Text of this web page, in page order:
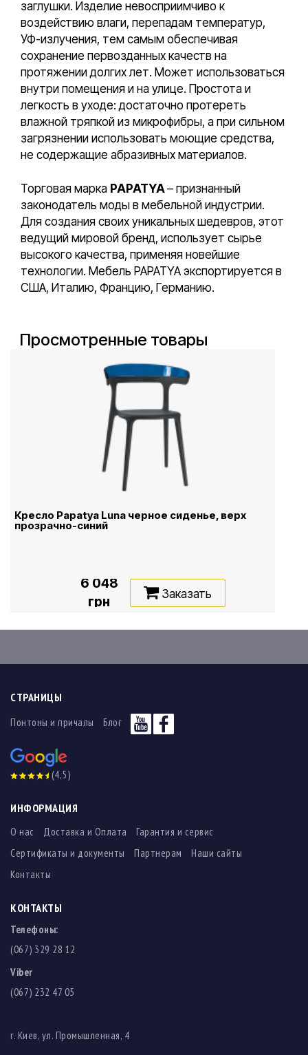
заглушки. Изделие невосприимчиво к
воздействию влаги, перепадам температур,
УФ-излучения, тем самым обеспечивая
сохранение первозданных качеств на
протяжении долгих лет. Может использоваться
внутри помещения и на улице. Простота и
легкость в уходе: достаточно протереть
влажной тряпкой из микрофибры, а при сильном
загрязнении использовать моющие средства,
не содержащие абразивных материалов.
Торговая марка PAPATYA– признанный
законодатель моды в мебельной индустрии.
Для создания своих уникальных шедевров, этот
ведущий мировой бренд, использует сырье
высокого качества, применяя новейшие
технологии. Мебель PAPATYA экспортируется в
США, Италию, Францию, Германию.
Просмотренные товары
Кресло Papatya Luna черное сиденье, верх
прозрачно-синий
6 048
грн
Заказать
СТРАНИЦЫ
Понтоны и причалы Блог
(4,5)
ИНФОРМАЦИЯ
О нас Доставка и Оплата
Гарантия и сервис
Сертификаты и документы
Партнерам
Наши сайты
Контакты
КОНТАКТЫ
Телефоны:
(067) 329 28 12
Viber
(067) 232 47 05
г. Киев, ул. Промышленная, 4